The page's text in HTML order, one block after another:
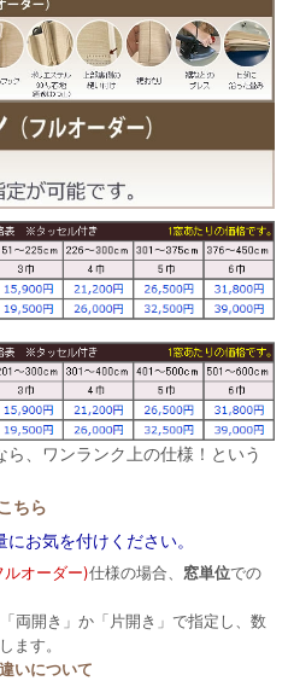
、ワンランク上の仕様！という
ちら
お気を付けください。
オーダー)仕様の場合、 窓単位での
両開き」か「片開き」で指定し、数
ます。
いについて